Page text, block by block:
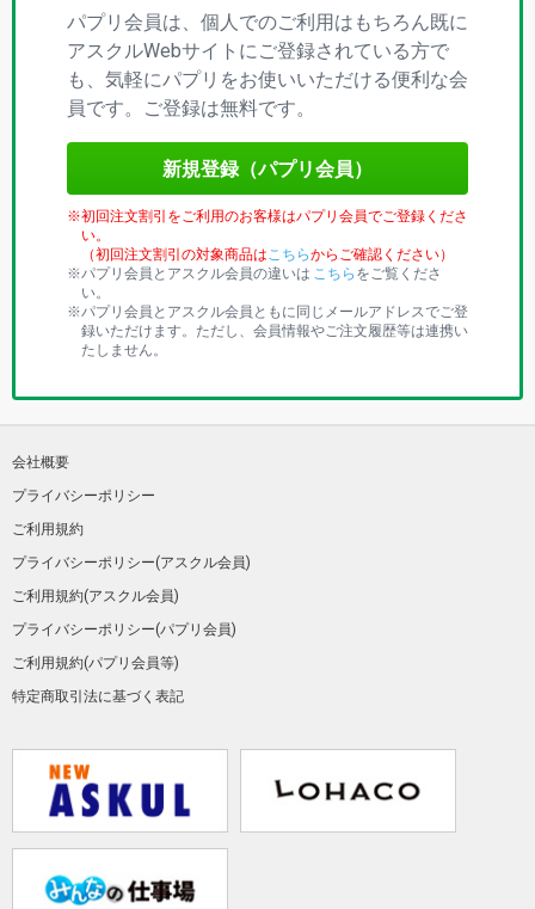
パプリ会員は、個人でのご利用はもちろん既に
アスクルWebサイトにご登録されている方で
も、気軽にパプリをお使いいただける便利な会
員です。ご登録は無料です。
新規登録（パプリ会員）
初回注文割引をご利用のお客様はパプリ会員でご登録くださ
い。
（初回注文割引の対象商品はこちらからご確認ください）
パプリ会員とアスクル会員の違いは こちら をご覧くださ
い。
パプリ会員とアスクル会員ともに同じメールアドレスでご登
録いただけます。ただし、会員情報やご注文履歴等は連携い
たしません。
会社概要
プライバシーポリシー
ご利用規約
プライバシーポリシー(アスクル会員)
ご利用規約(アスクル会員)
プライバシーポリシー(パプリ会員)
ご利用規約(パプリ会員等)
特定商取引法に基づく表記